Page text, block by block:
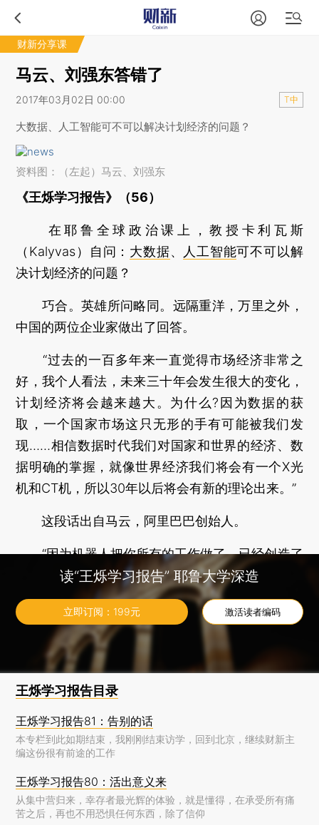
财新分享课
马云、刘强东答错了
2017年03月02日 00:00 T中
大数据、人工智能可不可以解决计划经济的问题？
资料图：（左起）马云、刘强东
《王烁学习报告》（56）
在耶鲁全球政治课上，教授卡利瓦斯
（Kalyvas）自问： 大数据、 人工智能可不可以解
决计划经济的问题？
巧合。英雄所问略同。远隔重洋，万里之外，
中国的两位企业家做出了回答。
“过去的一百多年来一直觉得市场经济非常之
好，我个人看法，未来三十年会发生很大的变化，
计划经济将会越来越大。为什么?因为数据的获
取，一个国家市场这只无形的手有可能被我们发
现……相信数据时代我们对国家和世界的经济、数
据明确的掌握，就像世界经济我们将会有一个X光
机和CT机，所以30年以后将会有新的理论出来。”
这段话出自马云，阿里巴巴创始人。
“因为机器人把你所有的工作做了，已经创造了
巨大的财富，人类可以享受，或者可以做点艺术性
的、哲学上的东西。国家可以将财富分配给所有
人，没有穷人和富人之分。 ”
这段话出自刘强东，京东创始人。
读“王烁学习报告” 耶鲁大学深造
立即订阅： 199元 激活读者编码
王烁学习报告目录
王烁学习报告81：告别的话
本专栏到此如期结束，我刚刚结束访学，回到北京，继续财新主
编这份很有前途的工作
王烁学习报告80：活出意义来
从集中营归来，幸存者最光辉的体验，就是懂得，在承受所有痛
苦之后，再也不用恐惧任何东西，除了信仰